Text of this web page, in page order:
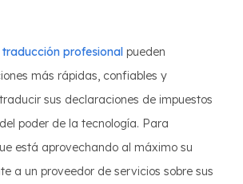
profesional pueden
más rápidas, confiables y
sus declaraciones de impuestos
poder de la tecnología. Para
está aprovechando al máximo su
a un proveedor de servicios sobre sus